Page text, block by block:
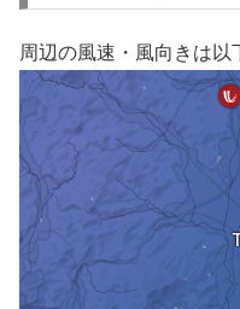
周辺の風速・風向きは以